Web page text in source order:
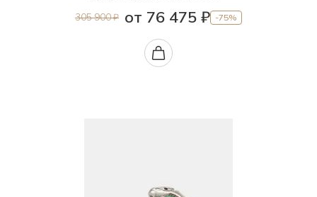
305 900 ₽ от 76 475 ₽ -75%